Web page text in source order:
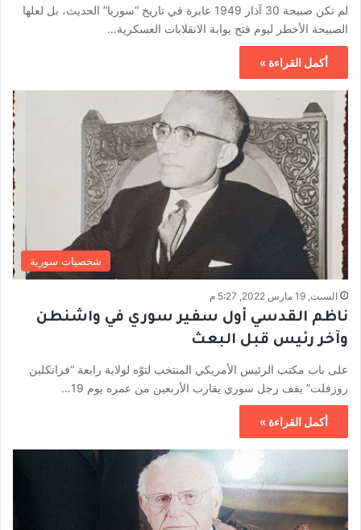
لم تكن صبيحة 30 آذار 1949 عابرة في تاريخ “سوريا” الحديث، بل لعلها
الصبيحة الأخطر ليوم فتح بوابة الانقلابات العسكرية…
أكمل القراءة »
شخصيات سورية
السبت, 19 مارس 2022, 5:27 م
ناظم القدسي أول سفير سوري في واشنطن
وآخر رئيس قبل البعث
على باب مكتب الرئيس الأمريكي المنتخب لتوّه لولاية رابعة “فرانكلين
روزفلت” يقف رجل سوري يقارب الأربعين من عمره يوم 19…
أكمل القراءة »